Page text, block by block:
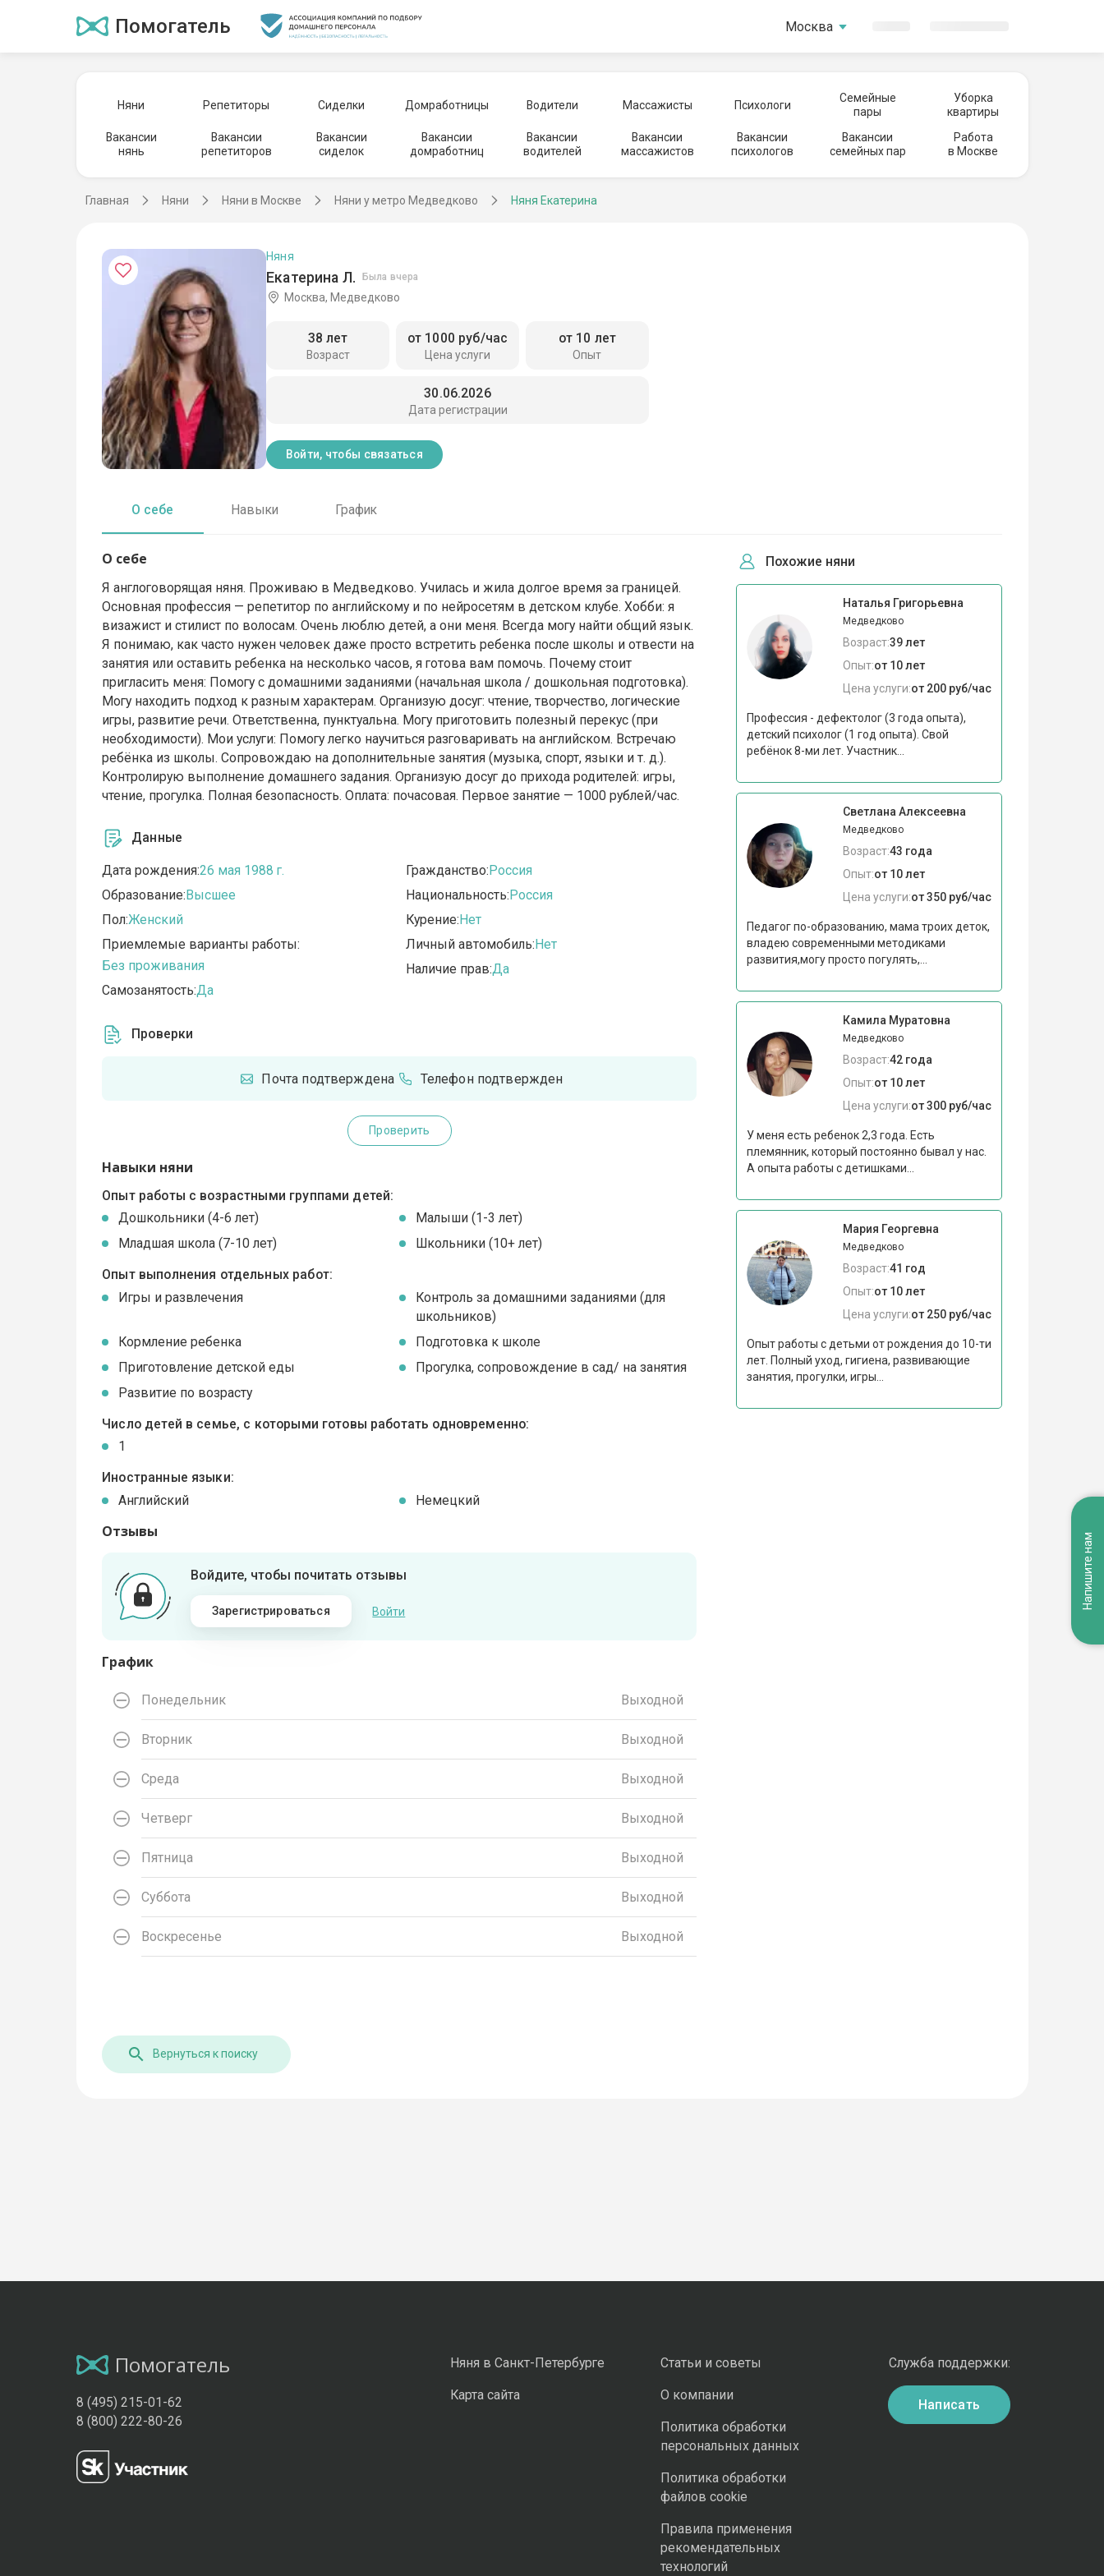
Помогатель Москва
Няни Репетиторы Сиделки Домработницы Водители Массажисты Психологи
Семейные
пары
Уборка
квартиры
Вакансии
нянь
Вакансии
репетиторов
Вакансии
сиделок
Вакансии
домработниц
Вакансии
водителей
Вакансии
массажистов
Вакансии
психологов
Вакансии
семейных пар
Работа
в Москве
Главная Няни Няни в Москве Няни у метро Медведково Няня Екатерина
Екатерина Л. Была вчера
Няня
Москва, Медведково
Возраст
38 лет
Цена услуги
от 1000 руб/час
Опыт
от 10 лет
Дата регистрации
30.06.2026
Войти, чтобы связаться
О себе Навыки График
О себе
Я англоговорящая няня. Проживаю в Медведково. Училась и жила долгое время за границей.
Основная профессия — репетитор по английскому и по нейросетям в детском клубе. Хобби: я
визажист и стилист по волосам. Очень люблю детей, а они меня. Всегда могу найти общий язык.
Я понимаю, как часто нужен человек даже просто встретить ребенка после школы и отвести на
занятия или оставить ребенка на несколько часов, я готова вам помочь. Почему стоит
пригласить меня: Помогу с домашними заданиями (начальная школа / дошкольная подготовка).
Могу находить подход к разным характерам. Организую досуг: чтение, творчество, логические
игры, развитие речи. Ответственна, пунктуальна. Могу приготовить полезный перекус (при
необходимости). Мои услуги: Помогу легко научиться разговаривать на английском. Встречаю
ребёнка из школы. Сопровождаю на дополнительные занятия (музыка, спорт, языки и т. д.).
Контролирую выполнение домашнего задания. Организую досуг до прихода родителей: игры,
чтение, прогулка. Полная безопасность. Оплата: почасовая. Первое занятие — 1000 рублей/час.
Данные
Дата рождения:26 мая 1988 г.
Образование:Высшее
Пол:Женский
Приемлемые варианты работы:
Без проживания
Самозанятость:Да
Гражданство:Россия
Национальность:Россия
Курение:Нет
Личный автомобиль:Нет
Наличие прав:Да
Проверки
Почта подтверждена Телефон подтвержден
Проверить
Навыки няни
Опыт работы с возрастными группами детей:
Дошкольники (4-6 лет)
Малыши (1-3 лет)
Младшая школа (7-10 лет)
Школьники (10+ лет)
Опыт выполнения отдельных работ:
Игры и развлечения
Контроль за домашними заданиями (для
школьников)
Кормление ребенка
Подготовка к школе
Приготовление детской еды
Прогулка, сопровождение в сад/ на занятия
Развитие по возрасту
Число детей в семье, с которыми готовы работать одновременно:
1
Иностранные языки:
Английский
Немецкий
Отзывы
Войдите, чтобы почитать отзывы
Зарегистрироваться Войти
График
Понедельник Выходной
Вторник Выходной
Среда Выходной
Четверг Выходной
Пятница Выходной
Суббота Выходной
Воскресенье Выходной
Похожие няни
Наталья Григорьевна
Медведково
Возраст:39 лет
Опыт:от 10 лет
Цена услуги:от 200 руб/час
Профессия - дефектолог (3 года опыта),
детский психолог (1 год опыта). Свой
ребёнок 8-ми лет. Участник...
Светлана Алексеевна
Медведково
Возраст:43 года
Опыт:от 10 лет
Цена услуги:от 350 руб/час
Педагог по-образованию, мама троих деток,
владею современными методиками
развития,могу просто погулять,...
Камила Муратовна
Медведково
Возраст:42 года
Опыт:от 10 лет
Цена услуги:от 300 руб/час
У меня есть ребенок 2,3 года. Есть
племянник, который постоянно бывал у нас.
А опыта работы с детишками...
Мария Георгевна
Медведково
Возраст:41 год
Опыт:от 10 лет
Цена услуги:от 250 руб/час
Опыт работы с детьми от рождения до 10-ти
лет. Полный уход, гигиена, развивающие
занятия, прогулки, игры...
Вернуться к поиску
Помогатель
8 (495) 215-01-62
8 (800) 222-80-26
Няня в Санкт-Петербурге
Карта сайта
Статьи и советы
О компании
Политика обработки
персональных данных
Политика обработки
файлов cookie
Правила применения
рекомендательных
технологий
Служба поддержки:
Написать
Напишите нам